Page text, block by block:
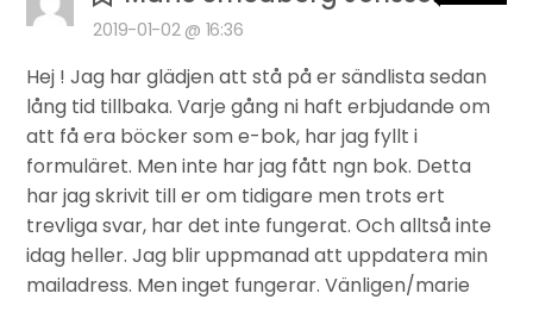
2019-01-02 @ 16:36
Hej ! Jag har glädjen att stå på er sändlista sedan
lång tid tillbaka. Varje gång ni haft erbjudande om
att få era böcker som e-bok, har jag fyllt i
formuläret. Men inte har jag fått ngn bok. Detta
har jag skrivit till er om tidigare men trots ert
trevliga svar, har det inte fungerat. Och alltså inte
idag heller. Jag blir uppmanad att uppdatera min
mailadress. Men inget fungerar. Vänligen/marie